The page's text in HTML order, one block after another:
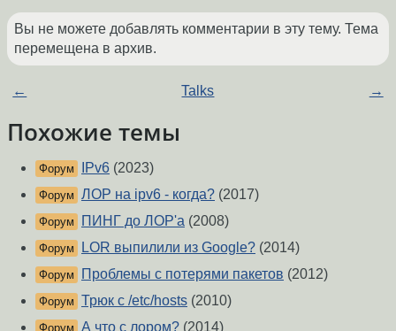
Вы не можете добавлять комментарии в эту тему. Тема
перемещена в архив.
← Talks →
Похожие темы
Форум IPv6 (2023)
Форум ЛОР на ipv6 - когда? (2017)
Форум ПИНГ до ЛОР'а (2008)
Форум LOR выпилили из Google? (2014)
Форум Проблемы с потерями пакетов (2012)
Форум Трюк с /etc/hosts (2010)
Форум А что с лором? (2014)